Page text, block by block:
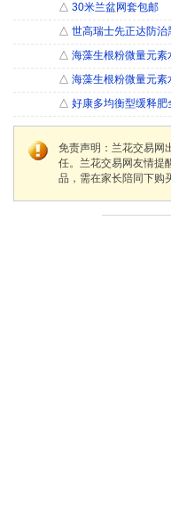
△ 30米兰盆网套包邮
△ 世高瑞士先正达防
△ 海藻生根粉微量元
△ 海藻生根粉微量元
△ 好康多均衡型缓释
免责声明：兰花交易网
任。兰花交易网友情提
品，需在家长陪同下购